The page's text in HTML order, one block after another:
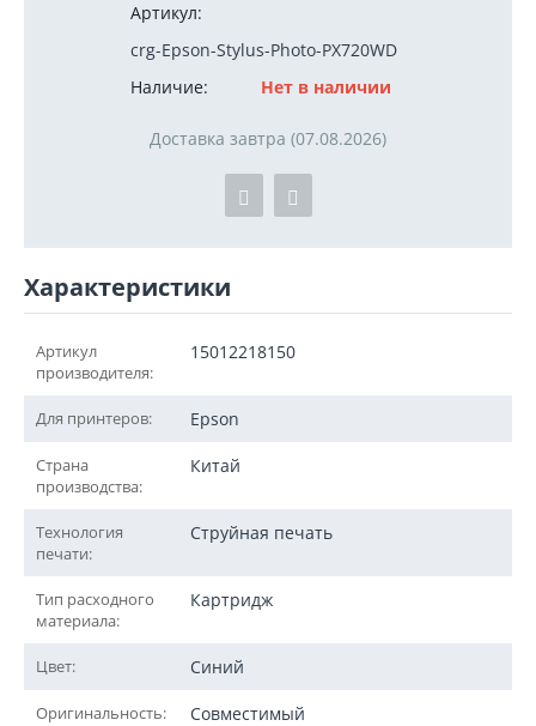
Артикул:
crg-Epson-Stylus-Photo-PX720WD
Наличие:
Нет в наличии
Доставка завтра (07.08.2026)
Характеристики
Артикул
производителя:
15012218150
Для принтеров: Epson
Страна
производства:
Китай
Технология
печати:
Струйная печать
Тип расходного
материала:
Картридж
Цвет: Синий
Оригинальность: Совместимый